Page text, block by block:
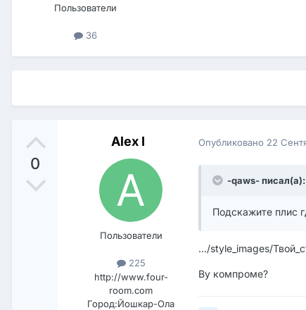
Пользователи
36
0
Alex I
Пользователи
225
http://www.four-
room.com
Город:Йошкар-Ола
Опубликовано 22
-qaws- писал(а):
Подскажите плис
.../style_images/
Ву компроме?